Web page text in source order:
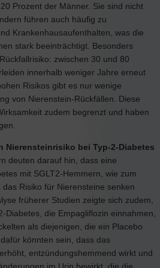
Prozent der Männer. Sie sind nicht
führen auch häufig zu
Krankenhausaufenthalten, was die
stark beeinträchtigt. Besonders
zwischen 30 und 80
innerhalb weniger Jahre erneut
Risikos gibt es nur wenige
von Nierenstein-Rückfällen. Diese
zudem begrenzt und haben
Nierensteinrisiko bei Typ-2-Diabetes
deuten darauf hin, dass eine
mit SGLT2-Hemmern, wie zum
Risiko für Nierensteine senken
früherer Studien zeigte sich zudem,
Diabetes, die Empagliflozin einnahmen,
als diejenigen, die ein Placebo
könnten sein, dass das
entzündungshemmend wirkt und
im Urin bewirkt, die die